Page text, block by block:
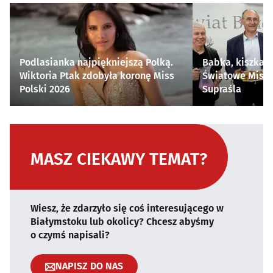
Podlasianka najpiękniejszą Polką.
Wiktoria Ptak zdobyła koronę Miss
Polski 2026
Babka, kiszka i
Światowe
Supraśla
MASZ CIEKAWY TEMAT?
Wiesz, że zdarzyło się coś interesującego w
Białymstoku lub okolicy? Chcesz abyśmy
o czymś napisali?
NAPISZ DO NAS